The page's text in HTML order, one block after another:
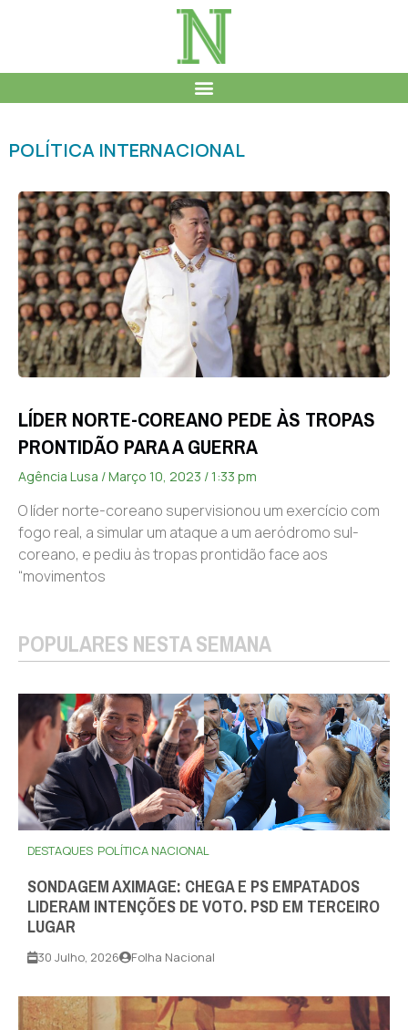
POLÍTICA INTERNACIONAL
LÍDER NORTE-COREANO PEDE ÀS TROPAS
PRONTIDÃO PARA A GUERRA
Agência Lusa Março 10, 2023 1:33 pm
O líder norte-coreano supervisionou um exercício com
fogo real, a simular um ataque a um aeródromo sul-
coreano, e pediu às tropas prontidão face aos
“movimentos
POPULARES NESTA SEMANA
DESTAQUES POLÍTICA NACIONAL
SONDAGEM AXIMAGE: CHEGA E PS EMPATADOS
LIDERAM INTENÇÕES DE VOTO. PSD EM TERCEIRO
LUGAR
30 Julho, 2026 Folha Nacional